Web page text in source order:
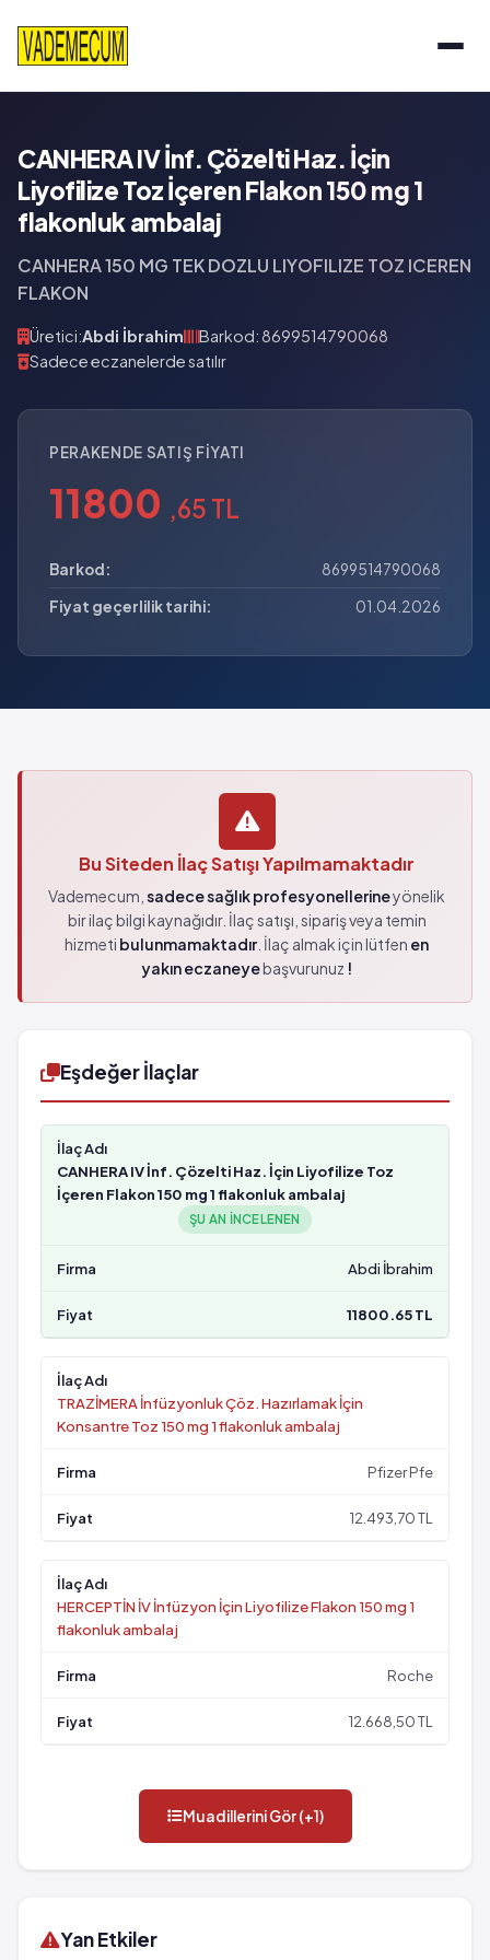
CANHERA IV İnf. Çözelti Haz. İçin
Liyofilize Toz İçeren Flakon 150 mg 1
flakonluk ambalaj
CANHERA 150 MG TEK DOZLU LIYOFILIZE TOZ ICEREN
FLAKON
Üretici:Abdi İbrahim
Barkod: 8699514790068
Sadece eczanelerde satılır
PERAKENDE SATIŞ FIYATI
11800 ,65 TL
Barkod:
8699514790068
Fiyat geçerlilik tarihi:
01.04.2026
Bu Siteden İlaç Satışı Yapılmamaktadır
Vademecum, sadece sağlık profesyonellerineyönelik
bir ilaç bilgi kaynağıdır. İlaç satışı, sipariş veya temin
hizmeti bulunmamaktadır. İlaç almak için lütfen en
yakın eczaneyebaşvurunuz !
Eşdeğer İlaçlar
CANHERA IV İnf. Çözelti Haz. İçin Liyofilize Toz
İçeren Flakon 150 mg 1 flakonluk ambalaj
ŞU AN INCELENEN
Abdi İbrahim
11800.65 TL
TRAZİMERA İnfüzyonluk Çöz. Hazırlamak İçin
Konsantre Toz 150 mg 1 flakonluk ambalaj
Pfizer Pfe
12.493,70 TL
HERCEPTİN İV İnfüzyon İçin Liyofilize Flakon 150 mg 1
flakonluk ambalaj
Roche
12.668,50 TL
Muadillerini Gör (+1)
Yan Etkiler